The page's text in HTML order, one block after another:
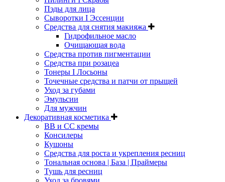
Пэды для лица
Сыворотки I Эссенции
Средства для снятия макияжа
Гидрофильное масло
Очищающая вода
Средства против пигментации
Средства при розацеа
Тонеры I Лосьоны
Точечные средства и патчи от прыщей
Уход за губами
Эмульсии
Для мужчин
Декоративная косметика
ВВ и СС кремы
Консилеры
Кушоны
Средства для роста и укрепления ресниц
Тональная основа | База | Праймеры
Тушь для ресниц
Уход за бровями